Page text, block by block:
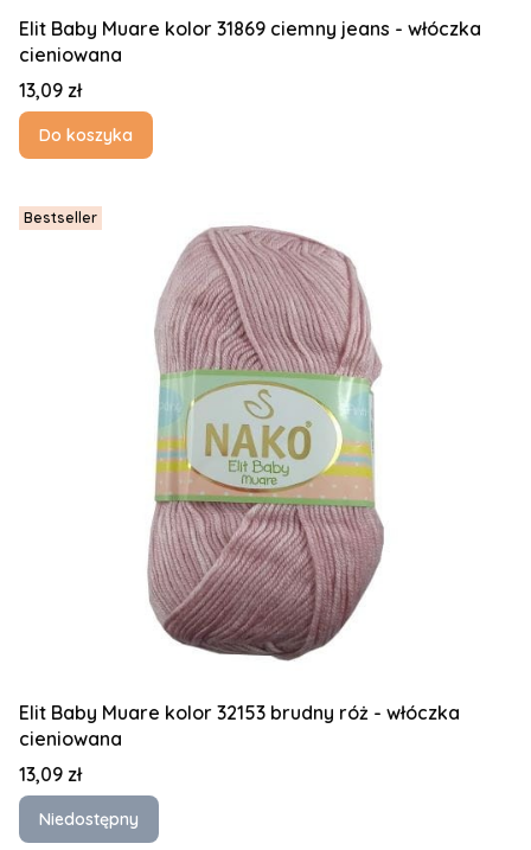
Elit Baby Muare kolor 31869 ciemny jeans - włóczka
cieniowana
Cena
13,09 zł
Do koszyka
Bestseller
Elit Baby Muare kolor 32153 brudny róż - włóczka
cieniowana
Cena
13,09 zł
Niedostępny